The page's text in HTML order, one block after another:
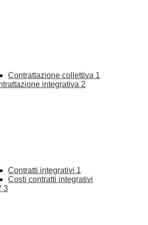
Contrattazione collettiva 1
integrativa 2
Contratti integrativi 1
Costi contratti integrativi
3